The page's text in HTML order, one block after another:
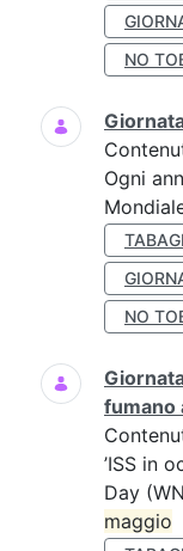
NO
Ogni
NO
fumano
’ISS in
Day
maggio